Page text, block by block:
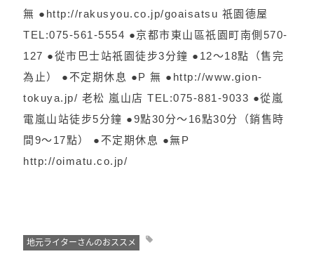
無 ●http://rakusyou.co.jp/goaisatsu 祇園德屋
TEL:075-561-5554 ●京都市東山區祇園町南側570-
127 ●從市巴士站祇園徒步3分鐘 ●12～18點（售完
為止） ●不定期休息 ●P 無 ●http://www.gion-
tokuya.jp/ 老松 嵐山店 TEL:075-881-9033 ●從嵐
電嵐山站徒步5分鐘 ●9點30分～16點30分（銷售時
間9～17點） ●不定期休息 ●無P
http://oimatu.co.jp/
地元ライターさんのおススメ